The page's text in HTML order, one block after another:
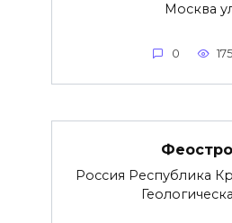
Москва
0 175
Россия Республика